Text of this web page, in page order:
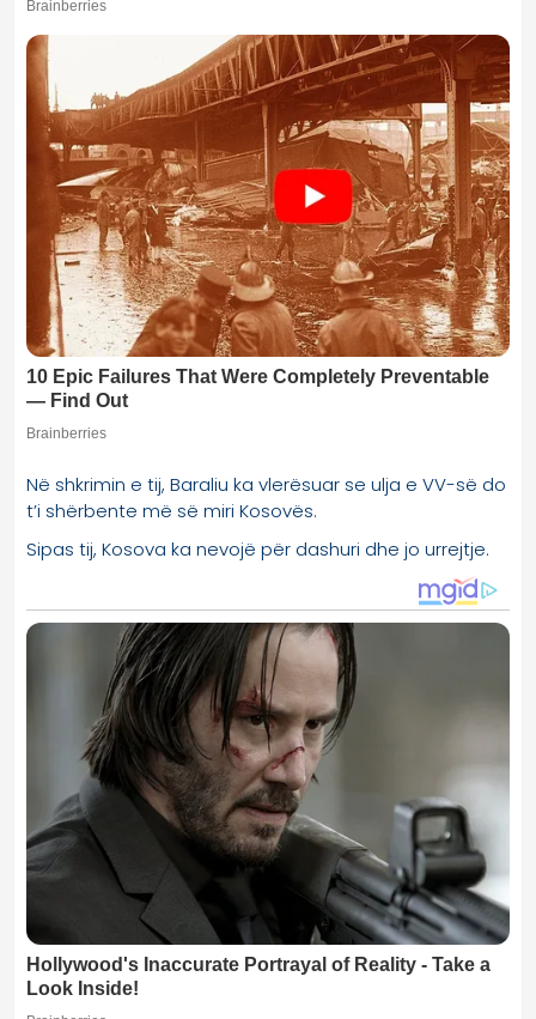
Në shkrimin e tij, Baraliu ka vlerësuar se ulja e VV-së do
t’i shërbente më së miri Kosovës.
Sipas tij, Kosova ka nevojë për dashuri dhe jo urrejtje.